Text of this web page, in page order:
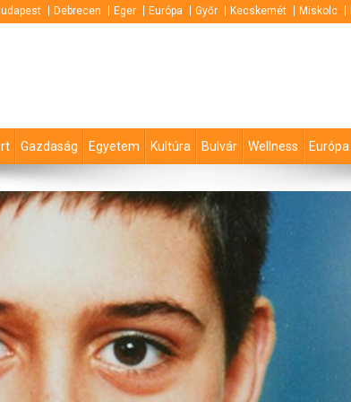
Debrecen Eger Európa Győr Kecskemét Miskolc
Gazdaság Egyetem Kultúra Bulvár Wellness Európa